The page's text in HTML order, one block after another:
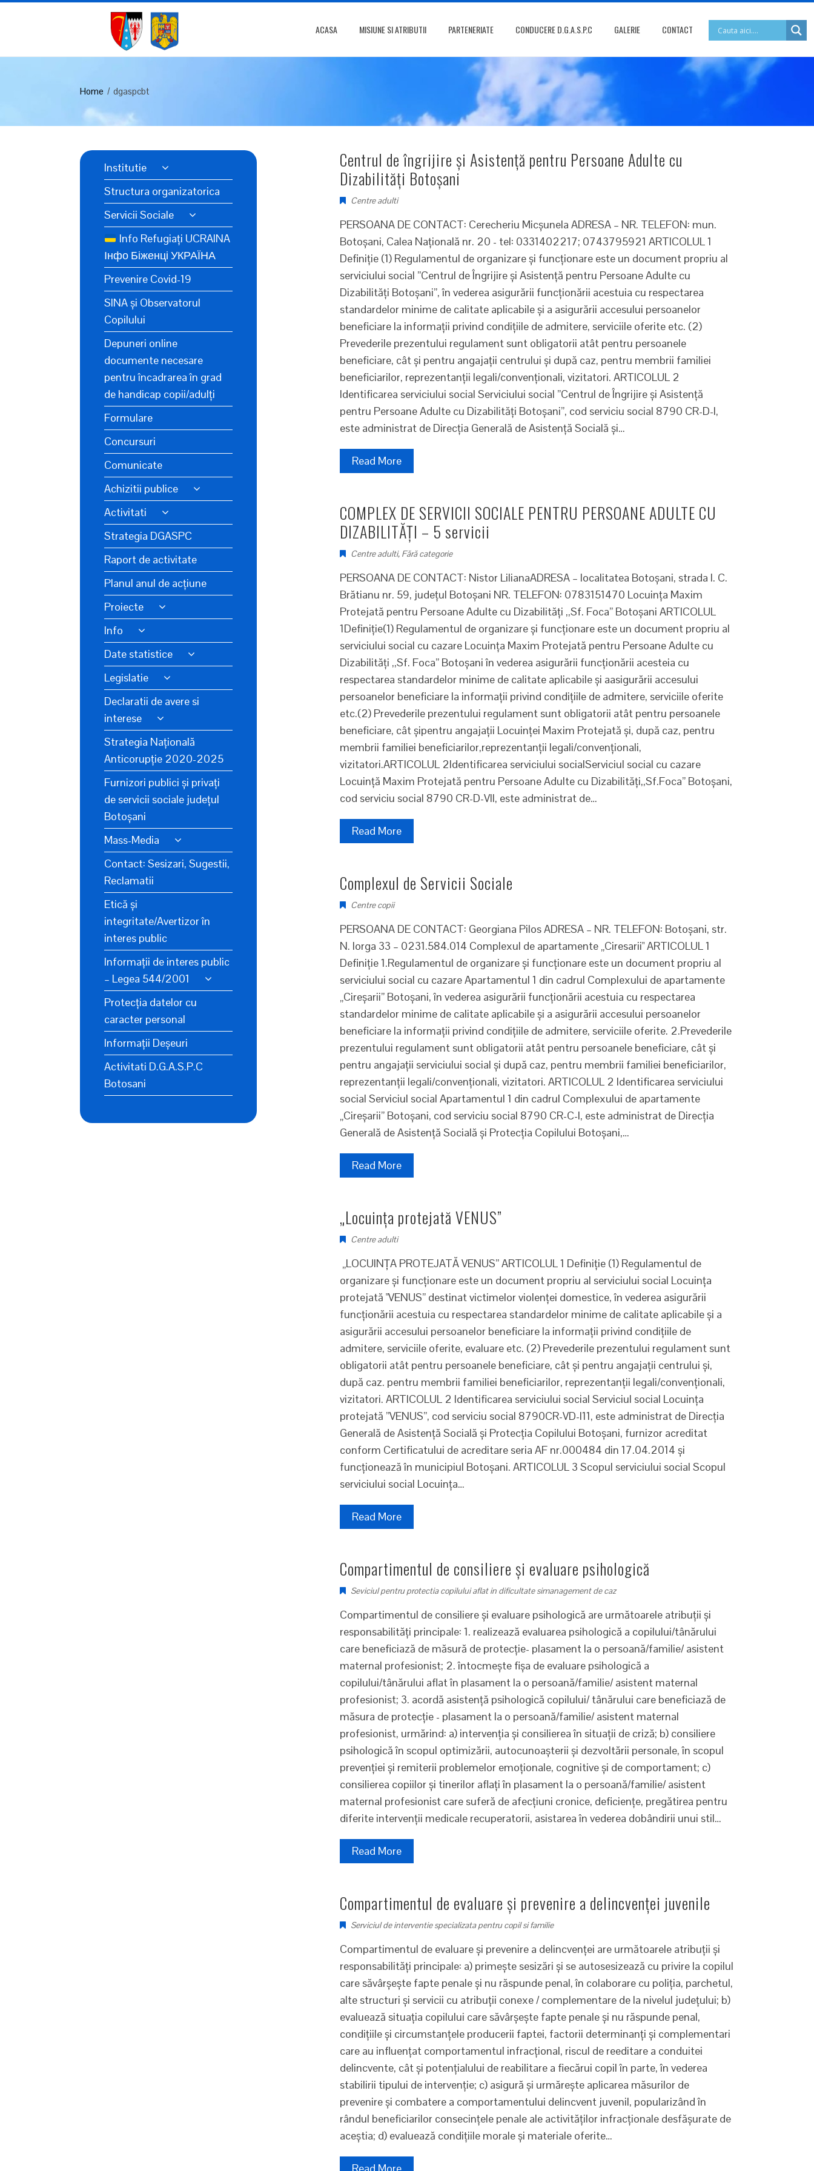
ACASA MISIUNE SI ATRIBUTII PARTENERIATE CONDUCERE D.G.A.S.P.C GALERIE CONTACT
Home dgaspcbt
Centrul de îngrijire şi Asistenţă pentru Persoane Adulte cu
Dizabilităţi Botoşani
Centre adulti
PERSOANA DE CONTACT: Cerecheriu Micşunela ADRESA – NR. TELEFON: mun.
Botoșani, Calea Națională nr. 20 - tel: 0331402217; 0743795921 ARTICOLUL 1
Definiţie (1) Regulamentul de organizare şi funcţionare este un document propriu al
serviciului social ”Centrul de Îngrijire și Asistență pentru Persoane Adulte cu
Dizabilități Botoșani”, în vederea asigurării funcţionării acestuia cu respectarea
standardelor minime de calitate aplicabile şi a asigurării accesului persoanelor
beneficiare la informaţii privind condiţiile de admitere, serviciile oferite etc. (2)
Prevederile prezentului regulament sunt obligatorii atât pentru persoanele
beneficiare, cât şi pentru angajaţii centrului şi după caz, pentru membrii familiei
beneficiarilor, reprezentanţii legali/convenţionali, vizitatori. ARTICOLUL 2
Identificarea serviciului social Serviciului social ”Centrul de Îngrijire și Asistență
pentru Persoane Adulte cu Dizabilități Botoșani”, cod serviciu social 8790 CR-D-I,
este administrat de Direcţia Generală de Asistenţă Socială şi…
Read More
COMPLEX DE SERVICII SOCIALE PENTRU PERSOANE ADULTE CU
DIZABILITĂȚI – 5 servicii
Centre adulti, Fără categorie
PERSOANA DE CONTACT: Nistor LilianaADRESA – localitatea Botoșani, strada I. C.
Brătianu nr. 59, județul Botoșani NR. TELEFON: 0783151470 Locuința Maxim
Protejată pentru Persoane Adulte cu Dizabilități ,,Sf. Foca” Botoșani ARTICOLUL
1Definiţie(1) Regulamentul de organizare şi funcționare este un document propriu al
serviciului social cu cazare Locuința Maxim Protejată pentru Persoane Adulte cu
Dizabilități ,,Sf. Foca” Botoșani în vederea asigurării funcționării acesteia cu
respectarea standardelor minime de calitate aplicabile şi aasigurării accesului
persoanelor beneficiare la informații privind condițiile de admitere, serviciile oferite
etc.(2) Prevederile prezentului regulament sunt obligatorii atât pentru persoanele
beneficiare, cât şipentru angajații Locuinței Maxim Protejată şi, după caz, pentru
membrii familiei beneficiarilor,reprezentanții legali/convenționali,
vizitatori.ARTICOLUL 2Identificarea serviciului socialServiciul social cu cazare
Locuință Maxim Protejată pentru Persoane Adulte cu Dizabilități,,Sf.Foca” Botoșani,
cod serviciu social 8790 CR-D-VII, este administrat de…
Read More
Complexul de Servicii Sociale
Centre copii
PERSOANA DE CONTACT: Georgiana Pilos ADRESA – NR. TELEFON: Botoșani, str.
N. Iorga 33 – 0231.584.014 Complexul de apartamente „Ciresarii" ARTICOLUL 1
Definiţie 1.Regulamentul de organizare şi funcţionare este un document propriu al
serviciului social cu cazare Apartamentul 1 din cadrul Complexului de apartamente
„Cireşarii” Botoşani, în vederea asigurării funcţionării acestuia cu respectarea
standardelor minime de calitate aplicabile şi a asigurării accesului persoanelor
beneficiare la informaţii privind condiţiile de admitere, serviciile oferite. 2.Prevederile
prezentului regulament sunt obligatorii atât pentru persoanele beneficiare, cât şi
pentru angajaţii serviciului social şi după caz, pentru membrii familiei beneficiarilor,
reprezentanţii legali/convenţionali, vizitatori. ARTICOLUL 2 Identificarea serviciului
social Serviciul social Apartamentul 1 din cadrul Complexului de apartamente
„Cireşarii” Botoşani, cod serviciu social 8790 CR-C-I, este administrat de Direcţia
Generală de Asistenţă Socială şi Protecţia Copilului Botoşani,…
Read More
„Locuința protejată VENUS”
Centre adulti
„LOCUINȚA PROTEJATĂ VENUS” ARTICOLUL 1 Definiţie (1) Regulamentul de
organizare şi funcţionare este un document propriu al serviciului social Locuinţa
protejată "VENUS” destinat victimelor violenţei domestice, în vederea asigurării
funcţionării acestuia cu respectarea standardelor minime de calitate aplicabile şi a
asigurării accesului persoanelor beneficiare la informaţii privind condiţiile de
admitere, serviciile oferite, evaluare etc. (2) Prevederile prezentului regulament sunt
obligatorii atât pentru persoanele beneficiare, cât şi pentru angajaţii centrului şi,
după caz. pentru membrii familiei beneficiarilor, reprezentanţii legali/convenţionali,
vizitatori. ARTICOLUL 2 Identificarea serviciului social Serviciul social Locuinţa
protejată ”VENUS”, cod serviciu social 8790CR-VD-I11, este administrat de Direcţia
Generală de Asistenţă Socială şi Protecţia Copilului Botoşani, furnizor acreditat
conform Certificatului de acreditare seria AF nr.000484 din 17.04.2014 şi
funcţionează în municipiul Botoşani. ARTICOLUL 3 Scopul serviciului social Scopul
serviciului social Locuinţa…
Read More
Compartimentul de consiliere și evaluare psihologică
Seviciul pentru protectia copilului aflat in dificultate simanagement de caz
Compartimentul de consiliere și evaluare psihologică are următoarele atribuţii şi
responsabilităţi principale: 1. realizează evaluarea psihologică a copilului/tânărului
care beneficiază de măsură de protecţie- plasament la o persoană/familie/ asistent
maternal profesionist; 2. întocmeşte fişa de evaluare psihologică a
copilului/tânărului aflat în plasament la o persoană/familie/ asistent maternal
profesionist; 3. acordă asistenţă psihologică copilului/ tânărului care beneficiază de
măsura de protecţie - plasament la o persoană/familie/ asistent maternal
profesionist, urmărind: a) intervenţia şi consilierea în situaţii de criză; b) consiliere
psihologică în scopul optimizării, autocunoaşterii şi dezvoltării personale, în scopul
prevenţiei şi remiterii problemelor emoţionale, cognitive şi de comportament; c)
consilierea copiilor şi tinerilor aflaţi în plasament la o persoană/familie/ asistent
maternal profesionist care suferă de afecţiuni cronice, deficienţe, pregătirea pentru
diferite intervenţii medicale recuperatorii, asistarea în vederea dobândirii unui stil…
Read More
Compartimentul de evaluare și prevenire a delincvenței juvenile
Serviciul de interventie specializata pentru copil si familie
Compartimentul de evaluare și prevenire a delincvenței are următoarele atribuţii şi
responsabilităţi principale: a) primeşte sesizări şi se autosesizează cu privire la copilul
care săvârşeşte fapte penale şi nu răspunde penal, în colaborare cu poliţia, parchetul,
alte structuri şi servicii cu atribuţii conexe / complementare de la nivelul judeţului; b)
evaluează situaţia copilului care săvârşeşte fapte penale şi nu răspunde penal,
condiţiile şi circumstanţele producerii faptei, factorii determinanţi şi complementari
care au influenţat comportamentul infracţional, riscul de reeditare a conduitei
delincvente, cât şi potenţialului de reabilitare a fiecărui copil în parte, în vederea
stabilirii tipului de intervenţie; c) asigură şi urmăreşte aplicarea măsurilor de
prevenire şi combatere a comportamentului delincvent juvenil, popularizând în
rândul beneficiarilor consecinţele penale ale activităţilor infracţionale desfăşurate de
aceştia; d) evaluează condiţiile morale şi materiale oferite…
Institutie
Structura organizatorica
Servicii Sociale
Info Refugiați UCRAINA
Інфо Біженці УКРАЇНА
Prevenire Covid-19
SINA și Observatorul
Copilului
Depuneri online
documente necesare
pentru încadrarea în grad
de handicap copii/adulți
Formulare
Concursuri
Comunicate
Achizitii publice
Activitati
Strategia DGASPC
Raport de activitate
Planul anul de acțiune
Proiecte
Info
Date statistice
Legislatie
Declaratii de avere si
interese
Strategia Națională
Anticorupție 2020-2025
Furnizori publici și privați
de servicii sociale județul
Botoșani
Mass-Media
Contact: Sesizari, Sugestii,
Reclamatii
Etică și
integritate/Avertizor în
interes public
Informații de interes public
– Legea 544/2001
Protecția datelor cu
caracter personal
Informații Deșeuri
Activitati D.G.A.S.P.C
Botosani